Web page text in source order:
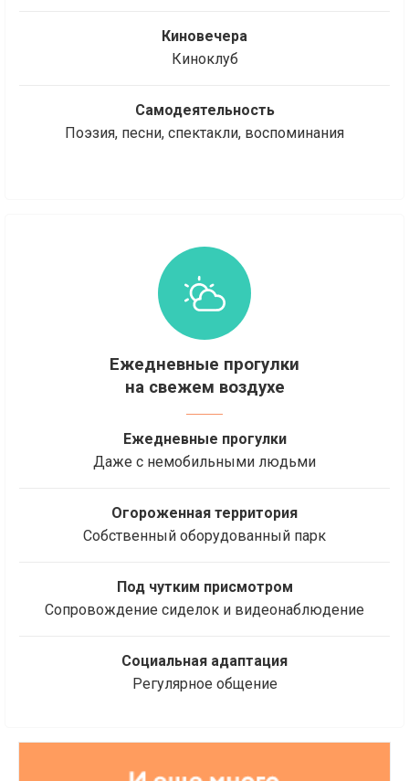
Киновечера
Киноклуб
Самодеятельность
Поэзия, песни, спектакли, воспоминания
Ежедневные прогулки
на свежем воздухе
Ежедневные прогулки
Даже с немобильными людьми
Огороженная территория
Собственный оборудованный парк
Под чутким присмотром
Сопровождение сиделок и видеонаблюдение
Социальная адаптация
Регулярное общение